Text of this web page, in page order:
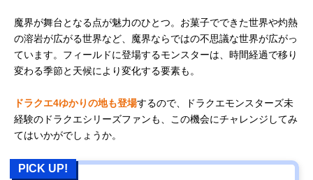
魔界が舞台となる点が魅力のひとつ。お菓子でできた世界や灼熱
の溶岩が広がる世界など、魔界ならではの不思議な世界が広がっ
ています。フィールドに登場するモンスターは、時間経過で移り
変わる季節と天候により変化する要素も。
ドラクエ4ゆかりの地も登場するので、ドラクエモンスターズ未
経験のドラクエシリーズファンも、この機会にチャレンジしてみ
てはいかがでしょうか。
PICK UP!